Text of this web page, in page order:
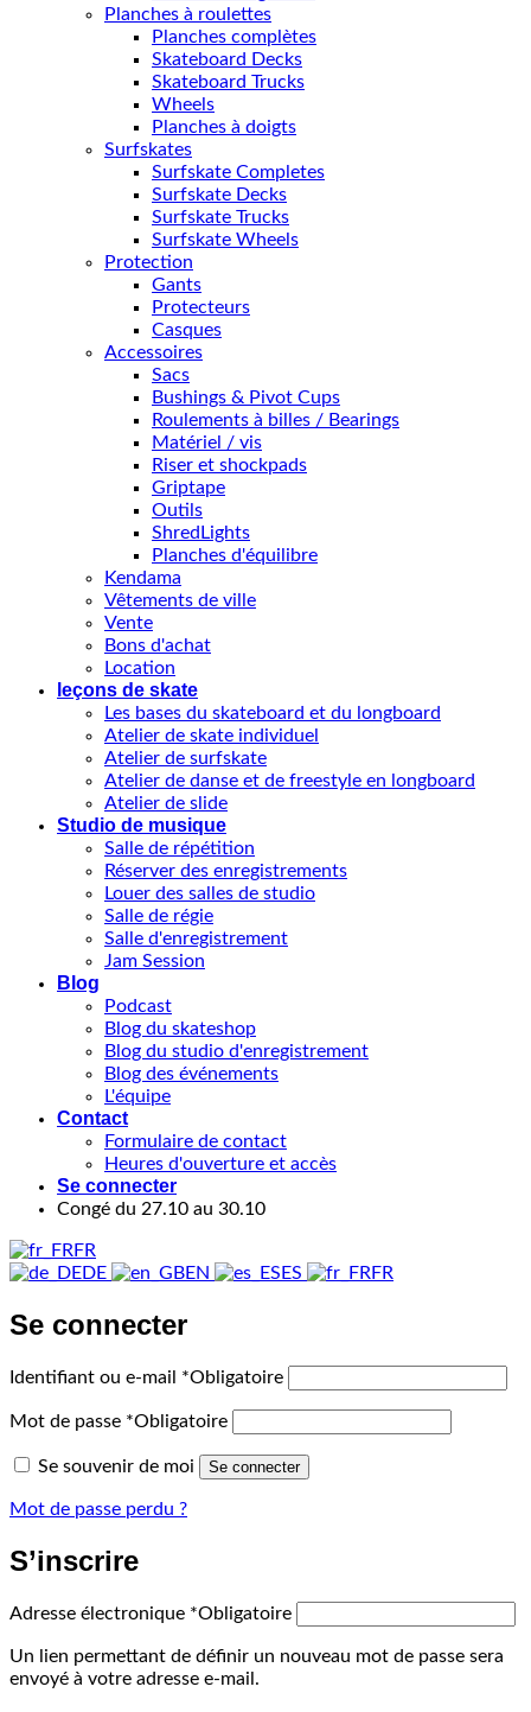
Planches à roulettes
Planches complètes
Skateboard Decks
Skateboard Trucks
Wheels
Planches à doigts
Surfskates
Surfskate Completes
Surfskate Decks
Surfskate Trucks
Surfskate Wheels
Protection
Gants
Protecteurs
Casques
Accessoires
Sacs
Bushings & Pivot Cups
Roulements à billes / Bearings
Matériel / vis
Riser et shockpads
Griptape
Outils
ShredLights
Planches d'équilibre
Kendama
Vêtements de ville
Vente
Bons d'achat
Location
leçons de skate
Les bases du skateboard et du longboard
Atelier de skate individuel
Atelier de surfskate
Atelier de danse et de freestyle en longboard
Atelier de slide
Studio de musique
Salle de répétition
Réserver des enregistrements
Louer des salles de studio
Salle de régie
Salle d'enregistrement
Jam Session
Blog
Podcast
Blog du skateshop
Blog du studio d'enregistrement
Blog des événements
L'équipe
Contact
Formulaire de contact
Heures d'ouverture et accès
Se connecter
Congé du 27.10 au 30.10
FR
DE
EN ES FR
Se connecter
Identifiant ou e-mail *Obligatoire
Mot de passe *Obligatoire
Se souvenir de moi Se connecter
Mot de passe perdu ?
S’inscrire
Adresse électronique *Obligatoire
Un lien permettant de définir un nouveau mot de passe sera
envoyé à votre adresse e-mail.